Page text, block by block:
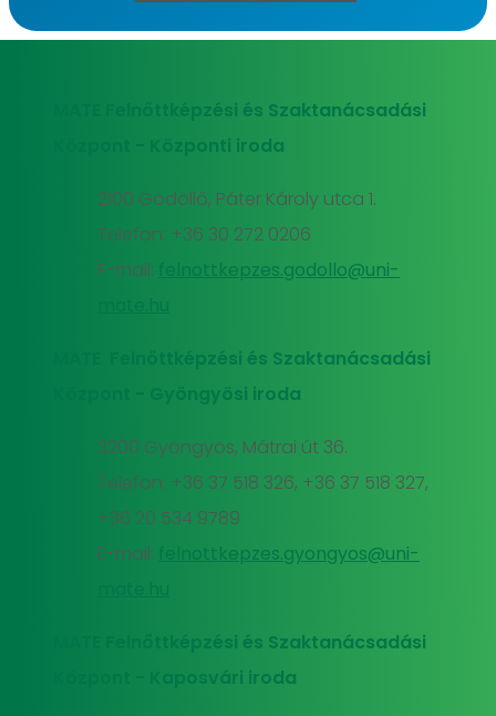
MATE Felnőttképzési és Szaktanácsadási
Központ - Központi iroda
2100 Gödöllő, Páter Károly utca 1.
Telefon: +36 30 272 0206
E-mail:
felnottkepzes.godollo@uni-
MATE Felnőttképzési és Szaktanácsadási
Központ - Gyöngyösi iroda
3200 Gyöngyös, Mátrai út 36.
Telefon: +36 37 518 326, +36 37 518 327,
+36 20 534 9789
E-mail:
felnottkepzes.gyongyos@uni-
MATE Felnőttképzési és Szaktanácsadási
Központ - Kaposvári iroda